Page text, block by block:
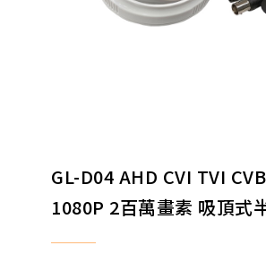
GL-D04 AHD CVI TVI
1080P 2百萬畫素 吸頂式
線夜視監視攝影機